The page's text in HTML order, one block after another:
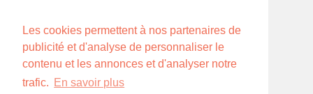
Les cookies permettent à nos partenaires de
publicité et d'analyse de personnaliser le
contenu et les annonces et d'analyser notre
trafic. En savoir plus